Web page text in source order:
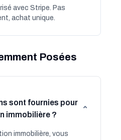
avec Stripe. Pas
achat unique.
Posées
sont fournies pour
immobilière ?
⌄
immobilière, vous